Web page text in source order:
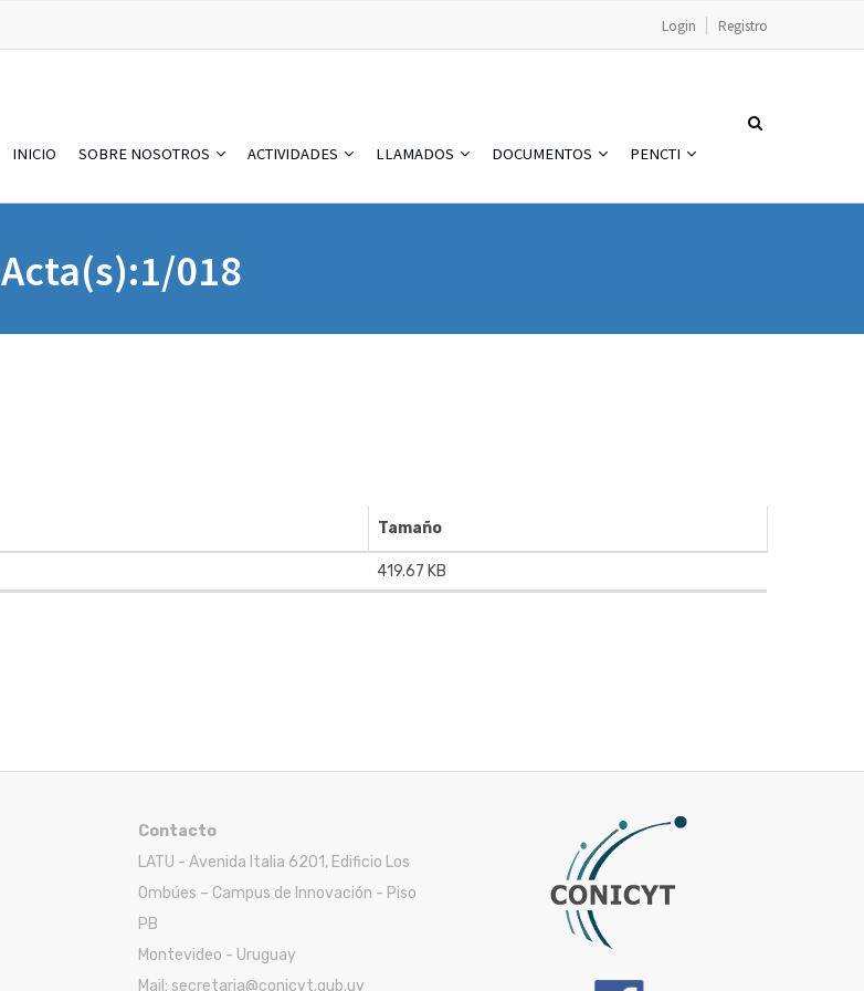
Login Registro
INICIO SOBRE NOSOTROS ACTIVIDADES LLAMADOS DOCUMENTOS PENCTI
Acta(s):1/018
Tamaño
419.67 KB
Contacto
LATU - Avenida Italia 6201, Edificio Los
Ombúes – Campus de Innovación - Piso
PB
Montevideo - Uruguay
Mail: secretaria@conicyt.gub.uy